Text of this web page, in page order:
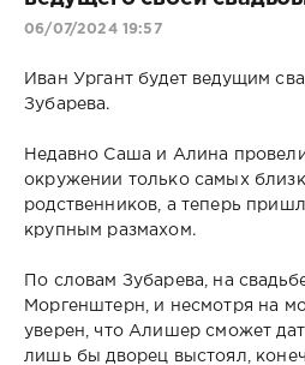
06/07/2024 19:57
Иван Ургант будет ведущим
Зубарева.
Недавно Саша и Алина
окружении только самых
родственников, а теперь
крупным размахом.
По словам Зубарева, на
Моргенштерн, и несмотря на
уверен, что Алишер сможет
лишь бы дворец выстоял,